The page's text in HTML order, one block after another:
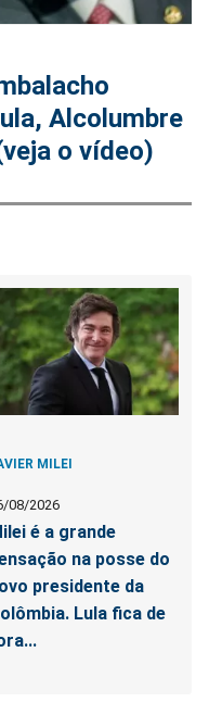
Alcolumbre
o vídeo)
MILEI
08/2026
é a grande
na posse do
presidente da
Lula fica de